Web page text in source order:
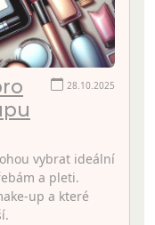
28.10.2025
vybrat ideální
a pleti.
up a které